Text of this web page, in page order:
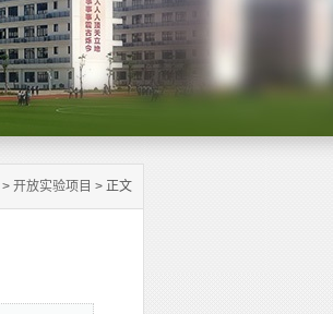
> 开放实验项目 > 正文